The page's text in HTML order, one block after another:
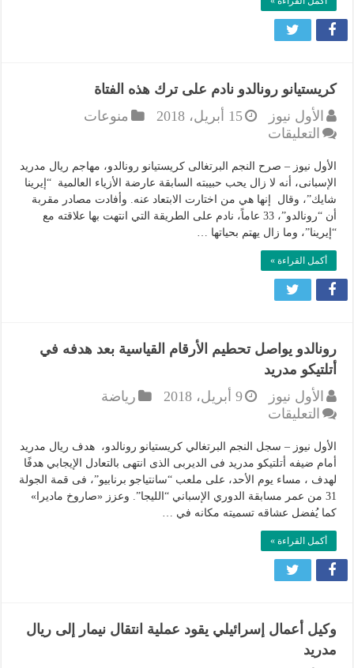
إلى
كريستيانو رونالدو نادم على ترك هذه الفتاة
الأول نيوز
15 أبريل، 2018
منوعات
التعليقات
رونالدو
نادم
على
ترك
هذه
الفتاة
مغلقة
الأول نيوز – صرح النجم البرتغالى كريستيانو رونالدو، مهاجم ريال مدريد
الإسبانى، أنه لا زال يحب حبيبته السابقة عارضة الأزياء العالمية “إيرينا
شايك”، وقال إنها هي من اختارت الابتعاد عنه. وأفادت مصادر مقربة
أن “رونالدو”، 33 عاماً، نادم على الطريقة التي انتهت بها علاقته مع
“إيرينا”، وما زال يهتم بحياتها …
أكمل القراءة »
رونالدو يواصل تحطيم الأرقام القياسية بعد هدفه في
أتلتيكو مدريد
الأول نيوز
9 أبريل، 2018
رياضة
التعليقات
يواصل
تحطيم
الأرقام
القياسية
بعد
هدفه
في
الأول نيوز – سجل النجم البرتغالي كريستيانو رونالدو، هدف ريال مدريد
أمام ضيفه أتلتيكو مدريد فى الديربى الذى انتهى بالتعادل الإيجابي هدفًا
لهدف ، مساء يوم الأحد، على ملعب “سانتياجو برنابيو”، فى قمة الجولة
31 من عمر مسابقة الدوري الإسباني “الليجا”. وعزز «صاروخ ماديرا»
كما يُفضل عشاقه تسميته مكانه في …
أكمل القراءة »
وكيل أعمال إسرائيلي يقود عملية انتقال نيمار إلى ريال
مدريد